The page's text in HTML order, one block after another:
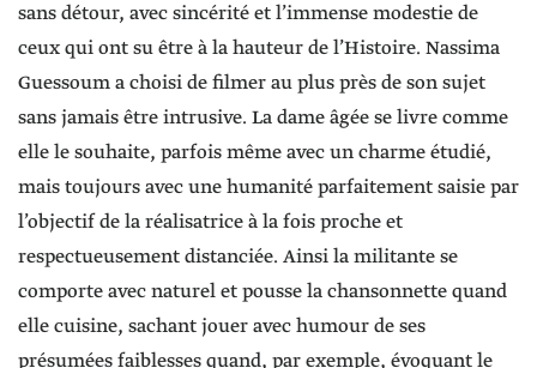
sans détour, avec sincérité et l’immense modestie de
ceux qui ont su être à la hauteur de l’Histoire. Nassima
Guessoum a choisi de filmer au plus près de son sujet
sans jamais être intrusive. La dame âgée se livre comme
elle le souhaite, parfois même avec un charme étudié,
mais toujours avec une humanité parfaitement saisie par
l’objectif de la réalisatrice à la fois proche et
respectueusement distanciée. Ainsi la militante se
comporte avec naturel et pousse la chansonnette quand
elle cuisine, sachant jouer avec humour de ses
présumées faiblesses quand, par exemple, évoquant le